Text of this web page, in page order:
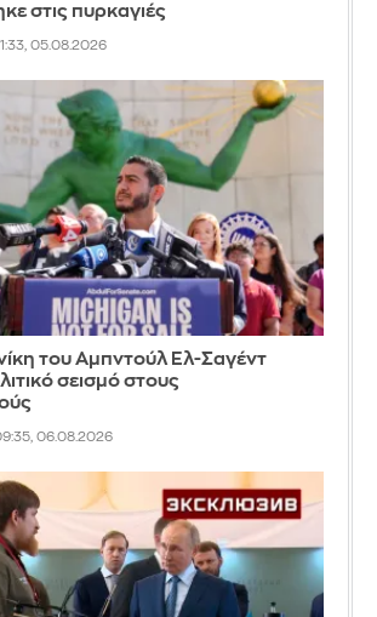
στις πυρκαγιές
05.08.2026
νίκη του Αμπντούλ Ελ-Σαγέντ
σεισμό στους
06.08.2026